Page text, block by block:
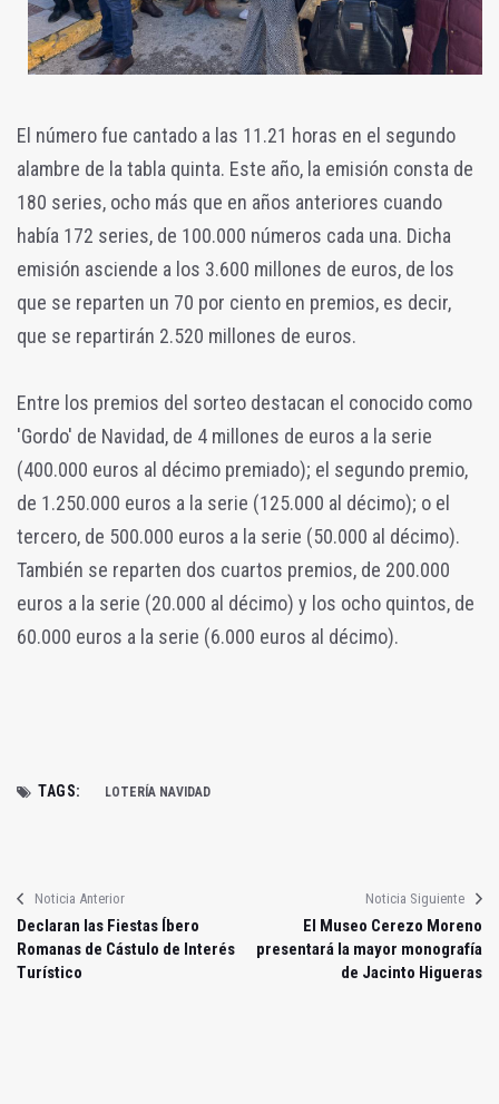
El número fue cantado a las 11.21 horas en el segundo
alambre de la tabla quinta. Este año, la emisión consta de
180 series, ocho más que en años anteriores cuando
había 172 series, de 100.000 números cada una. Dicha
emisión asciende a los 3.600 millones de euros, de los
que se reparten un 70 por ciento en premios, es decir,
que se repartirán 2.520 millones de euros.
Entre los premios del sorteo destacan el conocido como
'Gordo' de Navidad, de 4 millones de euros a la serie
(400.000 euros al décimo premiado); el segundo premio,
de 1.250.000 euros a la serie (125.000 al décimo); o el
tercero, de 500.000 euros a la serie (50.000 al décimo).
También se reparten dos cuartos premios, de 200.000
euros a la serie (20.000 al décimo) y los ocho quintos, de
60.000 euros a la serie (6.000 euros al décimo).
TAGS: LOTERÍA NAVIDAD
Noticia Anterior
Declaran las Fiestas Íbero
Romanas de Cástulo de Interés
Turístico
Noticia Siguiente
El Museo Cerezo Moreno
presentará la mayor monografía
de Jacinto Higueras